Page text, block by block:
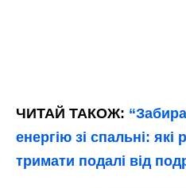
ЧИТАЙ ТАКОЖ:
енергію зі спальні:
тримати подалі від